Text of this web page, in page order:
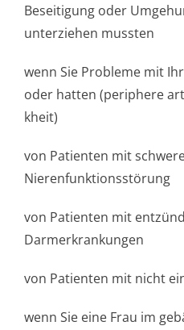
Beseitigung oder
unterziehen mussten
wenn Sie Probleme mit
oder hatten (periphere
kheit)
von Patienten mit
Nierenfunktion­sstörung
von Patienten mit
Darmerkrankungen
von Patienten mit nicht
wenn Sie eine Frau im